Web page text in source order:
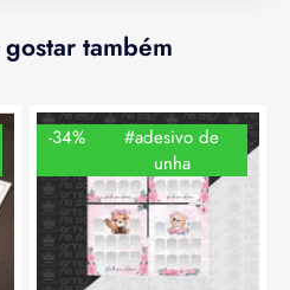
também
-34%
#adesivo de
unha